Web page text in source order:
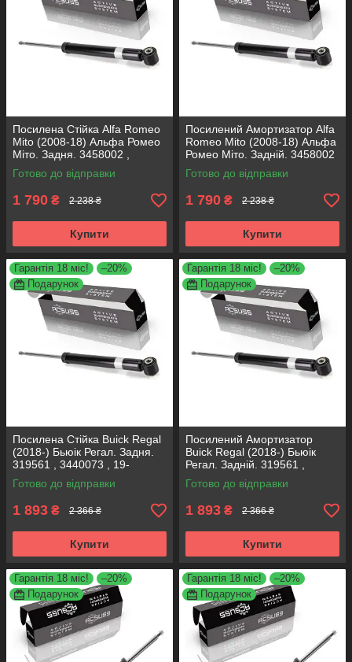
Посилена Стійка Alfa Romeo
Mito (2008-18) Альфа Ромео
Міто. Задня. 3458002 ,
317722. KOREA Аксусс!
Готово до відправки
1 790 ₴ 2 238 ₴
Купити
Посилений Амортизатор Alfa
Romeo Mito (2008-18) Альфа
Ромео Міто. Задній. 3458002
, 317722. KOREA Аксусс!
Готово до відправки
1 790 ₴ 2 238 ₴
Купити
Гарантія 18 міс!
–20%
Подарунок
Посилена Стійка Buick Regal
(2018-) Бьюік Регал. Задня.
319561 , 3440073 , 19-
280615. KOREA Аксусс!
Готово до відправки
1 893 ₴ 2 366 ₴
Купити
Гарантія 18 міс!
–20%
Подарунок
Посилений Амортизатор
Buick Regal (2018-) Бьюік
Регал. Задній. 319561 ,
3440073 , 19-280615. KOREA
Аксусс!
Готово до відправки
1 893 ₴ 2 366 ₴
Купити
Гарантія 18 міс!
–20%
Подарунок
Гарантія 18 міс!
–20%
Подарунок